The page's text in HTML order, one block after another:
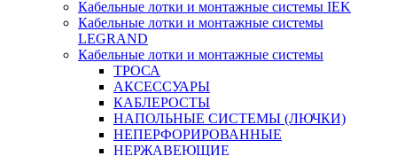
Кабельные лотки и монтажные системы IEK
Кабельные лотки и монтажные системы
LEGRAND
Кабельные лотки и монтажные системы
ТРОСА
АКСЕССУАРЫ
КАБЛЕРОСТЫ
НАПОЛЬНЫЕ СИСТЕМЫ (ЛЮЧКИ)
НЕПЕРФОРИРОВАННЫЕ
НЕРЖАВЕЮЩИЕ